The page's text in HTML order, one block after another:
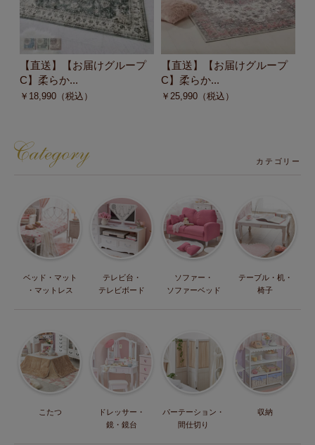
【直送】【お届けグループ
C】柔らか...
￥ 18,990 （税込）
【直送】【お届けグループ
C】柔らか...
￥25,990 （税込）
カテゴリー
ベッド・マット
・マットレス
テレビ台・
テレビボード
ソファー・
ソファーベッド
テーブル・机・
椅子
こたつ
ドレッサー・
鏡・鏡台
パーテーション・
間仕切り
収納